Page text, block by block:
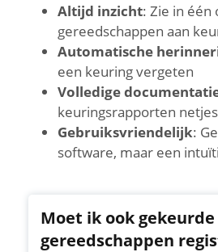
Altijd inzicht: Zie in één
gereedschappen aan
Automatische
een keuring vergeten
Volledige
keuringsrapporten
Gebruiksvriendelijk:
software, maar een
Moet ik ook gekeurde
gereedschappen